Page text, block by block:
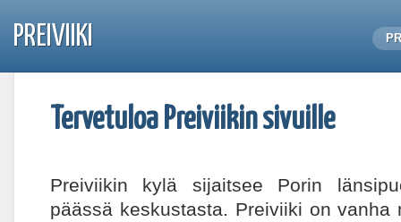
PREIVIIKI
Tervetuloa Preiviikin sivuille
Preiviikin kylä sijaitsee Porin
päässä keskustasta. Preiviiki on vanha